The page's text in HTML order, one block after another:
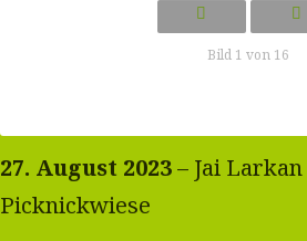
Bild 1 von 16
27. August 2023– Jai
Picknickwiese